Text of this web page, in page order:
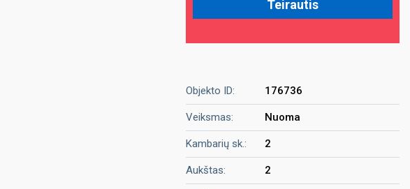
Objekto ID: 176736
Veiksmas: Nuoma
Kambarių sk.: 2
Aukštas: 2